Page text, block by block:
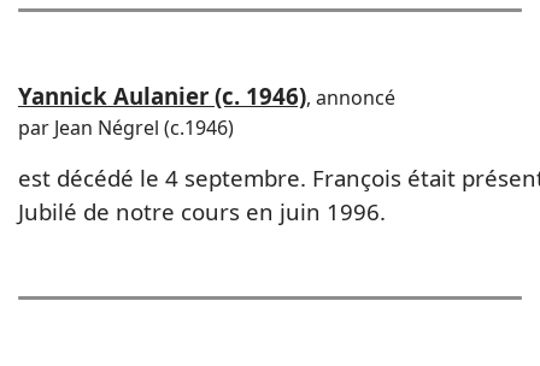
Yannick Aulanier (c. 1946), annoncé
par Jean Négrel (c.1946)
est décédé le 4 septembre. François était
Jubilé de notre cours en juin 1996.